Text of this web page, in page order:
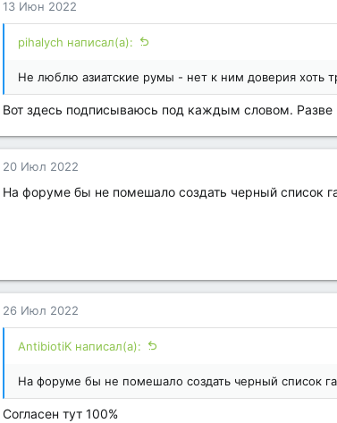
13 Июн 2022
pihalych написал(а):
Не люблю азиатские румы - нет к ним доверия хоть
Вот здесь подписываюсь под каждым словом.
20 Июл 2022
На форуме бы не помешало создать черный список
26 Июл 2022
AntibiotiK написал(а):
На форуме бы не помешало создать черный список
Согласен тут 100%